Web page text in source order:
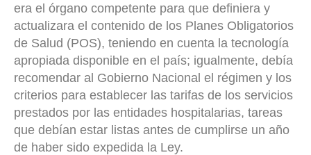
era el órgano competente para que definiera y
actualizara el contenido de los Planes Obligatorios
de Salud (POS), teniendo en cuenta la tecnología
apropiada disponible en el país; igualmente, debía
recomendar al Gobierno Nacional el régimen y los
criterios para establecer las tarifas de los servicios
prestados por las entidades hospitalarias, tareas
que debían estar listas antes de cumplirse un año
de haber sido expedida la Ley.